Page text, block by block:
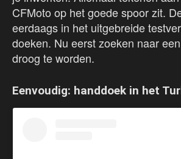
CFMoto op het goede spoor zit.
eerdaags in het uitgebreide
doeken. Nu eerst zoeken naar
droog te worden.
Eenvoudig: handdoek in het